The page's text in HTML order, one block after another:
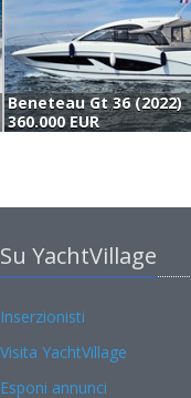
Beneteau Gt 36 (2022)
360.000 EUR
Su YachtVillage
Inserzionisti
Visita YachtVillage
Esponi annunci